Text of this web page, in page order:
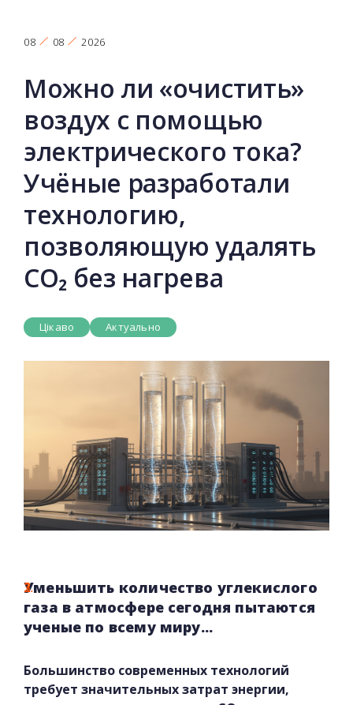
08 08 2026
Можно ли «очистить»
воздух с помощью
электрического тока?
Учёные разработали
технологию,
позволяющую удалять
CO₂ без нагрева
Цікаво Актуально
Уменьшить количество углекислого
газа в атмосфере сегодня пытаются
ученые по всему миру...
Большинство современных технологий
требует значительных затрат энергии,